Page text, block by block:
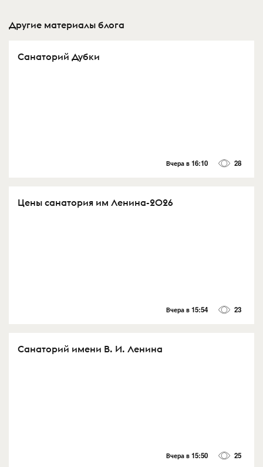
Другие материалы блога
Санаторий Дубки
Вчера в 16:10 28
Цены санатория им Ленина-2026
Вчера в 15:54 23
Санаторий имени В. И. Ленина
Вчера в 15:50 25